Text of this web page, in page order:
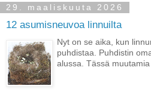
29. maaliskuuta 2026
12 asumisneuvoa linnuilta
Nyt on se aika, kun
puhdistaa. Puhdistin
alussa. Tässä muutamia